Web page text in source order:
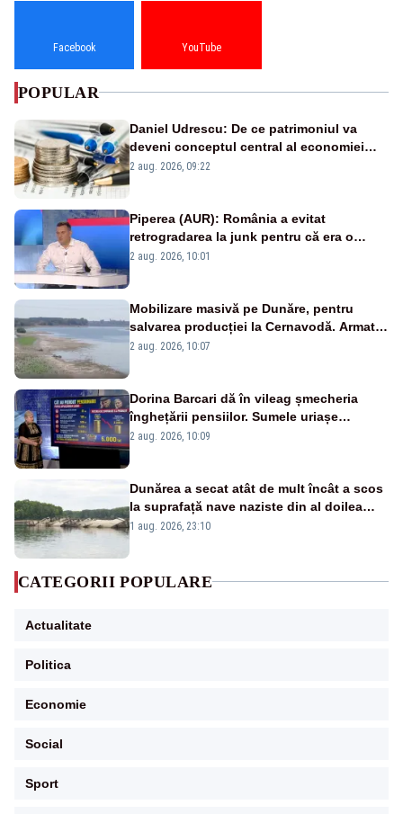
Facebook YouTube
POPULAR
Daniel Udrescu: De ce patrimoniul va
deveni conceptul central al economiei
viitoare?
2 aug. 2026, 09:22
Piperea (AUR): România a evitat
retrogradarea la junk pentru că era o
catastrofă pentru bănci și fondurile de
2 aug. 2026, 10:01
Mobilizare masivă pe Dunăre, pentru
salvarea producției la Cernavodă. Armata
va detona o stâncă și va devia apa
2 aug. 2026, 10:07
Dorina Barcari dă în vileag șmecheria
înghețării pensiilor. Sumele uriașe
pierdute de fiecare român
2 aug. 2026, 10:09
Dunărea a secat atât de mult încât a scos
la suprafață nave naziste din al doilea
război mondial
1 aug. 2026, 23:10
CATEGORII POPULARE
Actualitate
Politica
Economie
Social
Sport